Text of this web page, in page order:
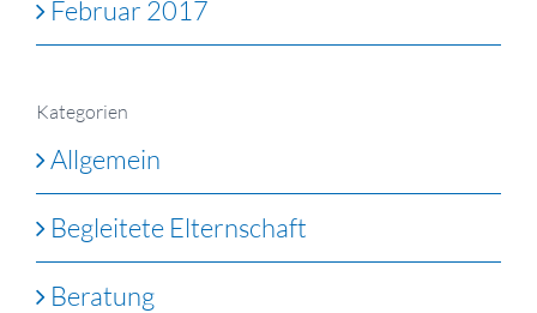
Februar 2017
Kategorien
Allgemein
Begleitete Elternschaft
Beratung